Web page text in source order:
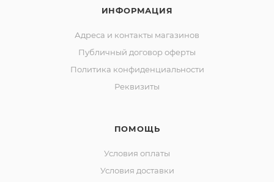
ИНФОРМАЦИЯ
Адреса и контакты магазинов
Публичный договор оферты
Политика конфиденциальности
Реквизиты
ПОМОЩЬ
Условия оплаты
Условия доставки